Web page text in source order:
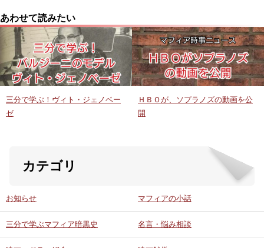
あわせて読みたい
三分で学ぶ！ヴィト・ジェノベー
ゼ
ＨＢＯが、ソプラノズの動画を公
開
カテゴリ
お知らせ マフィアの小話
三分で学ぶマフィア暗黒史 名言・悩み相談